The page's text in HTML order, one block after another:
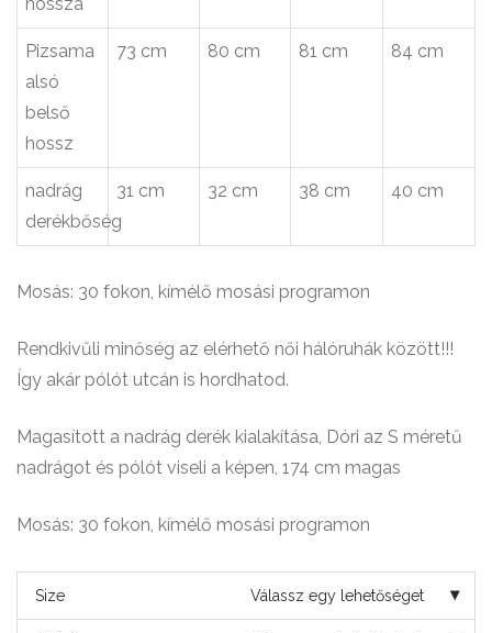
Pizsama
alsó
belső
hossz
73 cm 80 cm 81 cm 84 cm
nadrág
derékbőség
31 cm 32 cm 38 cm 40 cm
Mosás: 30 fokon, kímélő mosási programon
Rendkivűli minőség az elérhető női hálóruhák között!!!
Így akár pólót utcán is hordhatod.
Magasított a nadrág derék kialakítása, Dóri az S méretű
nadrágot és pólót viseli a képen, 174 cm magas
Mosás: 30 fokon, kímélő mosási programon
Size Válassz egy lehetőséget